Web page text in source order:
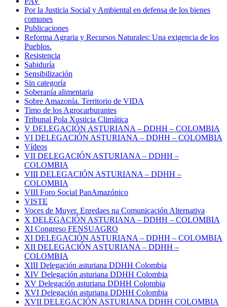
Por la Justicia Social y Ambiental en defensa de los bienes
comunes
Publicaciones
Reforma Agraria y Recursos Naturales: Una exigencia de los
Pueblos.
Resistencia
Sabiduría
Sensibilización
Sin categoría
Soberanía alimentaria
Sobre Amazonía. Territorio de VIDA
Timo de los Agrocarburantes
Tribunal Pola Xusticia Climática
V DELEGACIÓN ASTURIANA – DDHH – COLOMBIA
VI DELEGACIÓN ASTURIANA – DDHH – COLOMBIA
Vídeos
VII DELEGACIÓN ASTURIANA – DDHH –
COLOMBIA
VIII DELEGACIÓN ASTURIANA – DDHH –
COLOMBIA
VIII Foro Social PanAmazónico
VISTE
Voces de Muyer. Enredaes na Comunicación Alternativa
X DELEGACIÓN ASTURIANA – DDHH – COLOMBIA
XI Congreso FENSUAGRO
XI DELEGACIÓN ASTURIANA – DDHH – COLOMBIA
XII DELEGACIÓN ASTURIANA – DDHH –
COLOMBIA
XIII Delegación asturiana DDHH Colombia
XIV Delegación asturiana DDHH Colombia
XV Delegación asturiana DDHH Colombia
XVI Delegación asturiana DDHH Colombia
XVII DELEGACIÓN ASTURIANA DDHH COLOMBIA